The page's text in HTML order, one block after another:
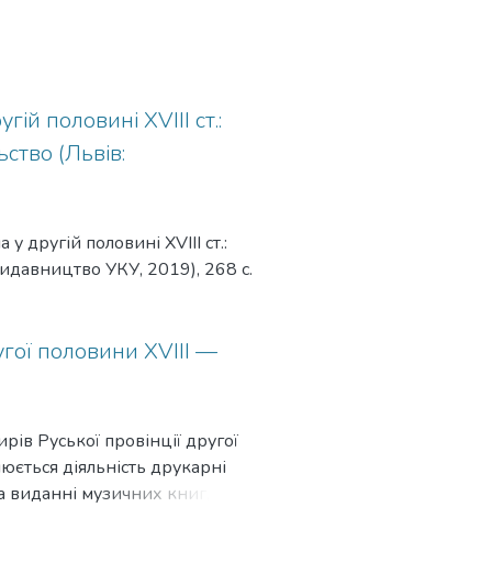
кількома канцелярськими
х — 1580-х рр., вірогідно,
Володимирськими
половині XVIII ст.:
(Львів:
другій половині XVIII ст.:
УКУ, 2019), 268 с.
половини XVIII —
Руської провінції другої
діяльність друкарні
виданні музичних книг,
співочої книги. У